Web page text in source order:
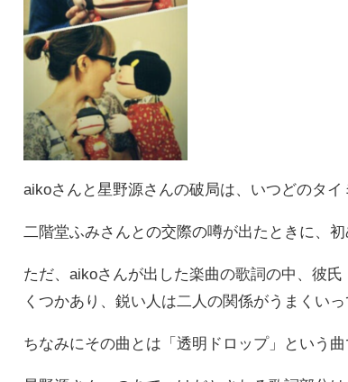
aikoさんと星野源さんの破局は、いつどのタイ
二階堂ふみさんとの交際の噂が出たときに、初
ただ、aikoさんが出した楽曲の歌詞の中、彼
くつかあり、鋭い人は二人の関係がうまくい
ちなみにその曲とは「透明ドロップ」という曲